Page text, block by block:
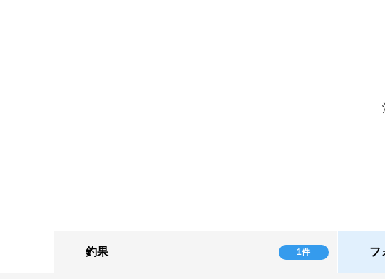
釣果 1件 フ